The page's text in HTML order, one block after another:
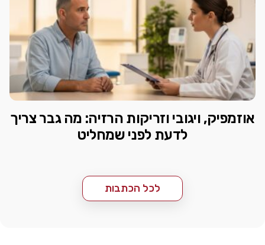
אוזמפיק, ויגובי וזריקות הרזיה: מה גבר צריך
לדעת לפני שמחליט
לכל הכתבות